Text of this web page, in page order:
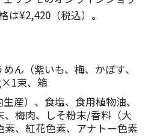
は¥2,420（税込）。
ん（紫いも、梅、かぼす、
束、箱
産）、食塩、食用植物油、
、梅肉、しそ粉末/香料（大
、紅花色素、アナトー色素